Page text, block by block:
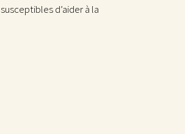
d’aider à la